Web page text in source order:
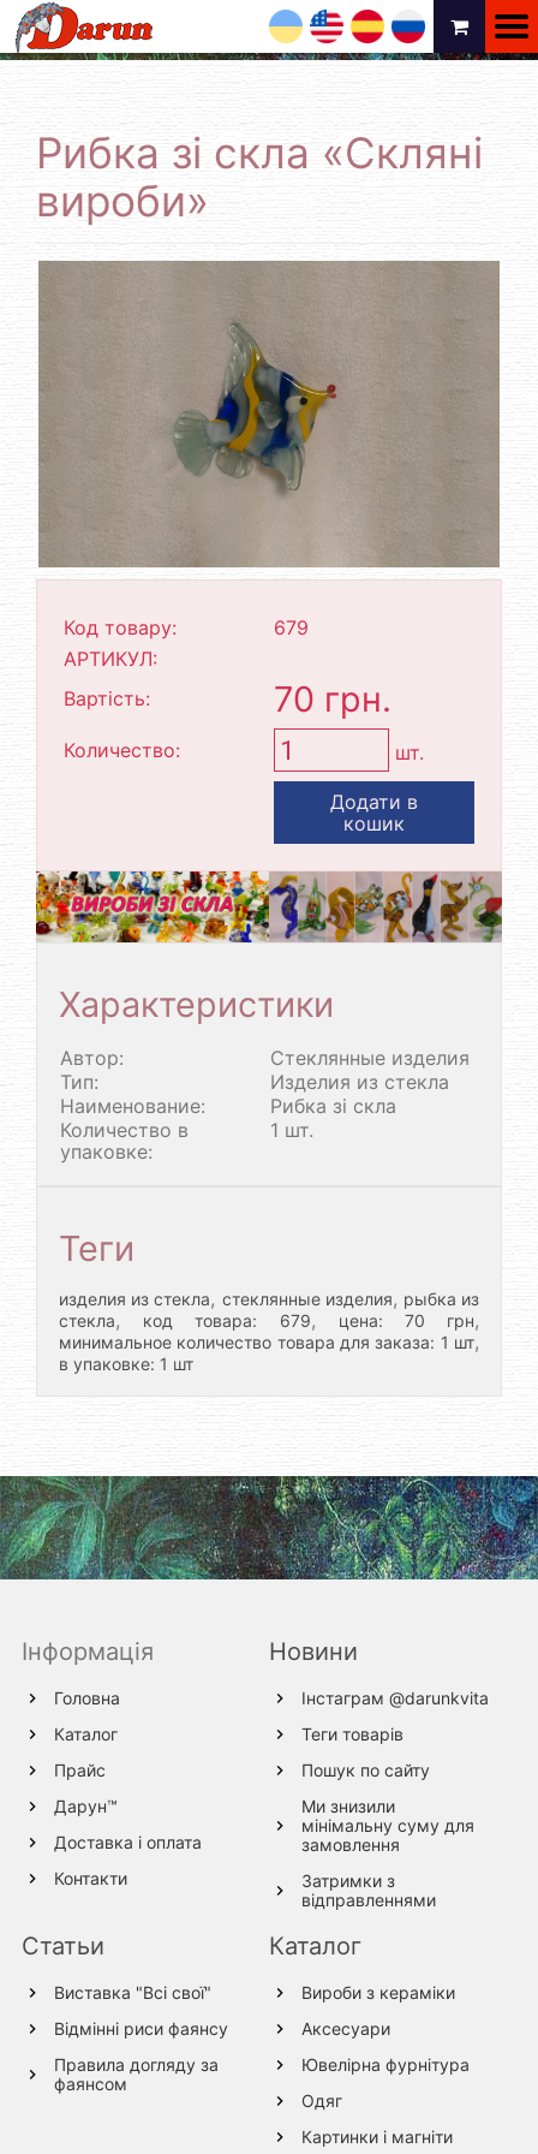
UA EN ES RU
Рибка зі скла «Скляні
вироби»
Код товару:
679
АРТИКУЛ:
Вартість:
70 грн.
Количество: шт.
Додати в
кошик
Характеристики
Автор:
Стеклянные изделия
Тип:
Изделия из стекла
Наименование:
Рибка зі скла
Количество в
упаковке:
1 шт.
Теги
изделия из стекла, стеклянные изделия, рыбка из
стекла, код товара: 679, цена: 70 грн,
минимальное количество товара для заказа: 1 шт,
в упаковке: 1 шт
Інформація
Головна
Каталог
Прайс
Дарун™
Доставка і оплата
Контакти
Новини
Інстаграм @darunkvita
Теги товарів
Пошук по сайту
Ми знизили
мінімальну суму для
замовлення
Затримки з
відправленнями
Статьи
Виставка "Всі свої"
Відмінні риси фаянсу
Правила догляду за
фаянсом
Каталог
Вироби з кераміки
Аксесуари
Ювелірна фурнітура
Одяг
Картинки і магніти